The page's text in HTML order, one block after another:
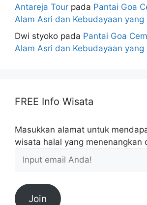
Antareja Tour pada Pantai Goa
Alam Asri dan Kebudayaan yang
Dwi styoko pada Pantai Goa
Alam Asri dan Kebudayaan yang
FREE Info Wisata
Masukkan alamat untuk
wisata halal yang menenangkan
Join